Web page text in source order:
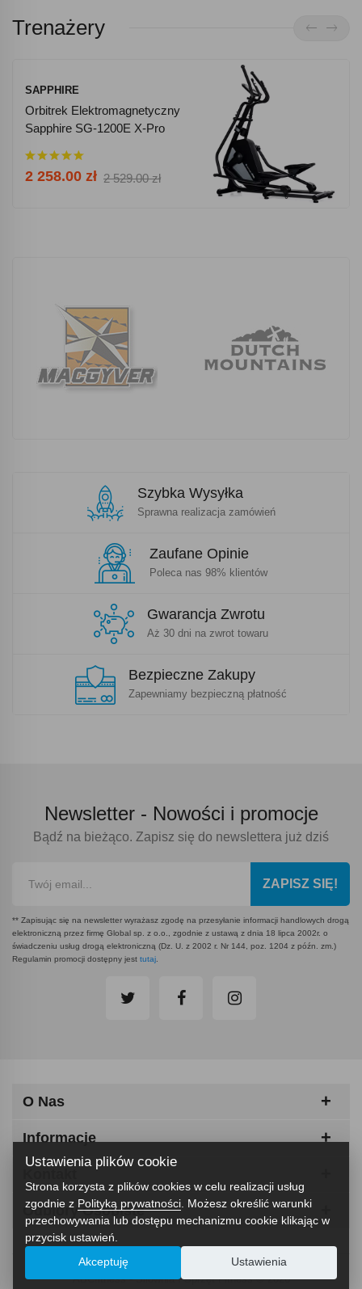
Trenażery
SAPPHIRE
Orbitrek Elektromagnetyczny
Sapphire SG-1200E X-Pro
2 258.00 zł 2 529.00 zł
Szybka Wysyłka
Sprawna realizacja zamówień
Zaufane Opinie
Poleca nas 98% klientów
Gwarancja Zwrotu
Aż 30 dni na zwrot towaru
Bezpieczne Zakupy
Zapewniamy bezpieczną płatność
Newsletter - Nowości i promocje
Bądź na bieżąco. Zapisz się do newslettera już dziś
ZAPISZ SIĘ!
** Zapisując się na newsletter wyrażasz zgodę na przesyłanie informacji handlowych drogą
elektroniczną przez firmę Global sp. z o.o., zgodnie z ustawą z dnia 18 lipca 2002r. o
świadczeniu usług drogą elektroniczną (Dz. U. z 2002 r. Nr 144, poz. 1204 z późn. zm.)
Regulamin promocji dostępny jest tutaj
O Nas
Informacje
Odbiory Osobiste
ABCfitness - Siłownia I Sprzęt Fitness © 2026
Ustawienia plików cookie
Strona korzysta z plików cookies w celu realizacji usług
zgodnie z Polityką prywatności . Możesz określić warunki
przechowywania lub dostępu mechanizmu cookie klikając w
przycisk ustawień.
Akceptuję Ustawienia